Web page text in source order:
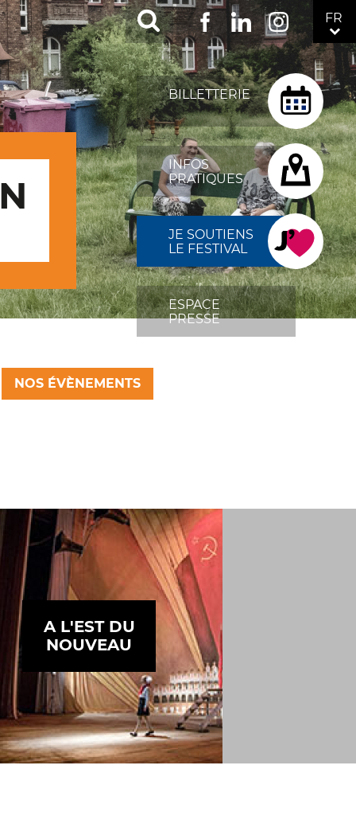
MENU
FIXÉ
DROITE
BILLETTERIE
INFOS
PRATIQUES
JE SOUTIENS
LE FESTIVAL
ESPACE
PRESSE
RÉSEAUX
SOCIAUX
TOP
FacebookLinkedInInstagram FR
NOS ÉVÈNEMENTS
A L'EST DU
NOUVEAU